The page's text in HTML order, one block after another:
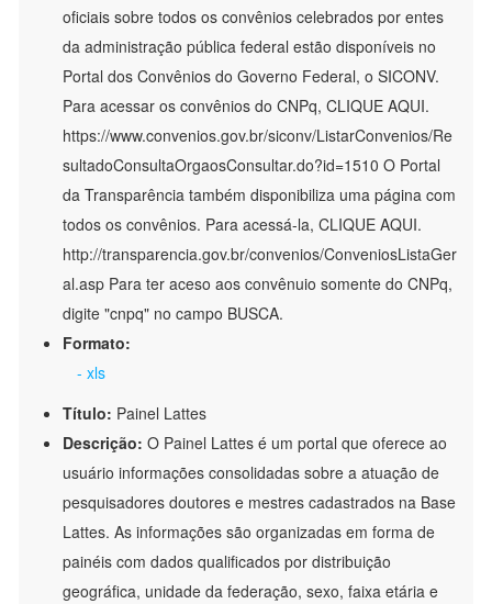
oficiais sobre todos os convênios celebrados por entes
da administração pública federal estão disponíveis no
Portal dos Convênios do Governo Federal, o SICONV.
Para acessar os convênios do CNPq, CLIQUE AQUI.
https://www.convenios.gov.br/siconv/ListarConvenios/Re
sultadoConsultaOrgaosConsultar.do?id=1510 O Portal
da Transparência também disponibiliza uma página com
todos os convênios. Para acessá-la, CLIQUE AQUI.
http://transparencia.gov.br/convenios/ConveniosListaGer
al.asp Para ter aceso aos convênuio somente do CNPq,
digite "cnpq" no campo BUSCA.
Formato:
- xls
Título: Painel Lattes
Descrição: O Painel Lattes é um portal que oferece ao
usuário informações consolidadas sobre a atuação de
pesquisadores doutores e mestres cadastrados na Base
Lattes. As informações são organizadas em forma de
painéis com dados qualificados por distribuição
geográfica, unidade da federação, sexo, faixa etária e